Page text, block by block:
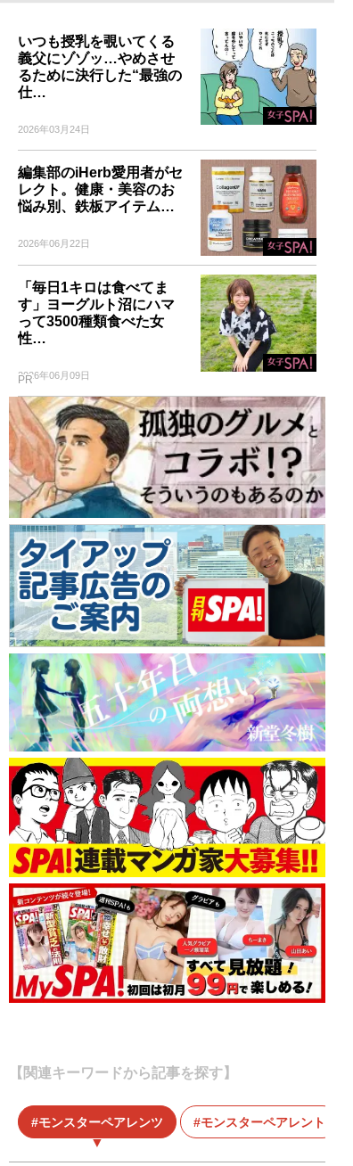
いつも授乳を覗いてくる
義父にゾゾッ…やめさせ
るために決行した“最強の
仕…
2026年03月24日
編集部のiHerb愛用者がセ
レクト。健康・美容のお
悩み別、鉄板アイテム…
2026年06月22日
「毎日1キロは食べてま
す」ヨーグルト沼にハマ
って3500種類食べた女
性…
2026年06月09日
PR
【関連キーワードから記事を探す】
モンスターペアレンツ モンスターペアレント